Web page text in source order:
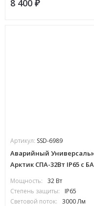
8 400 ₽
Артикул: SSD-6989
Аварийный
Арктик СПА-32Вт IP65 с
Мощность:
32 Вт
Степень защиты:
IP65
Световой поток:
3000 Лм